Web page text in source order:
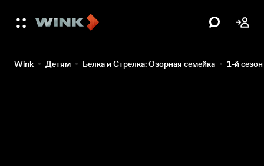
Wink Детям Белка и Стрелка: Озорная семейка 1-й сезон